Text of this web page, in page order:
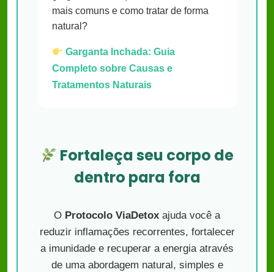
mais comuns e como tratar de forma
natural?
Garganta Inchada: Guia
Completo sobre Causas e
Tratamentos Naturais
Fortaleça seu corpo de
dentro para fora
O Protocolo ViaDetox ajuda você a
reduzir inflamações recorrentes, fortalecer
a imunidade e recuperar a energia através
de uma abordagem natural, simples e